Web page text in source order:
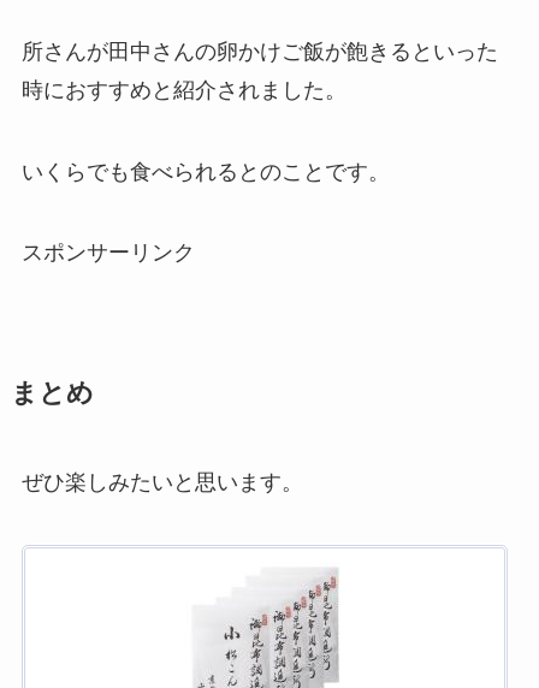
所さんが田中さんの卵かけご飯が飽きるといった
時におすすめと紹介されました。
いくらでも食べられるとのことです。
スポンサーリンク
まとめ
ぜひ楽しみたいと思います。